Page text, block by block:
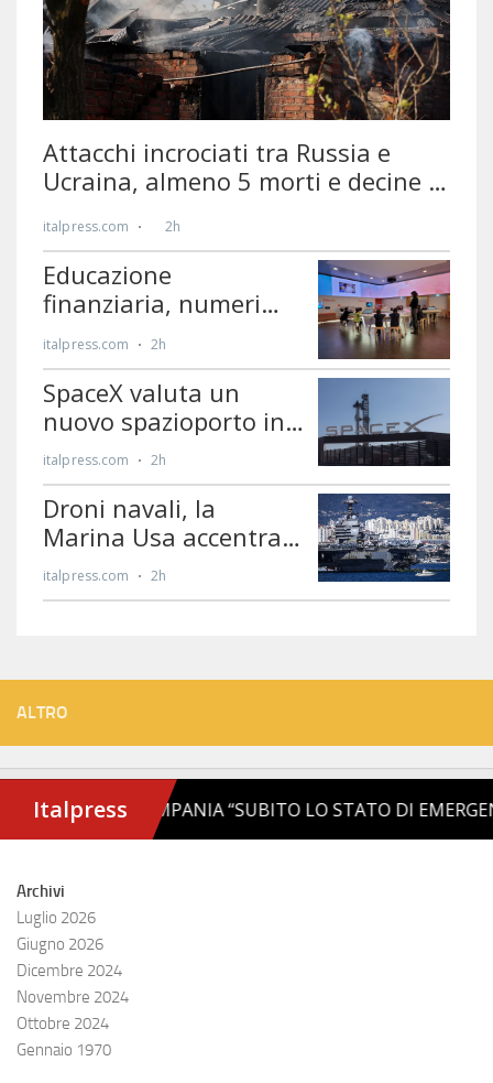
ALTRO
Archivi
Luglio 2026
Giugno 2026
Dicembre 2024
Novembre 2024
Ottobre 2024
Gennaio 1970